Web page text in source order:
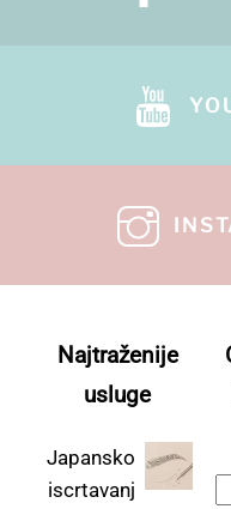
Najtraženije
usluge
Japansko
iscrtavanj